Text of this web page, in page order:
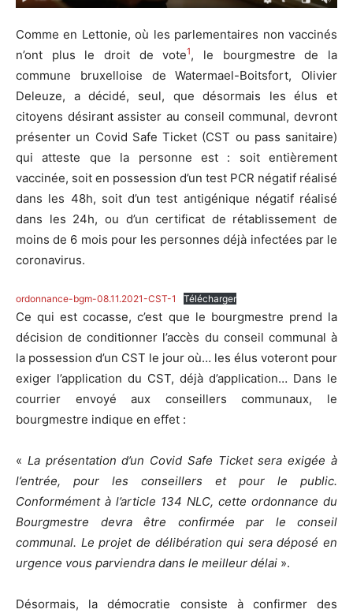
Comme en Lettonie, où les parlementaires non vaccinés
n’ont plus le droit de vote1, le bourgmestre de la
commune bruxelloise de Watermael-Boitsfort, Olivier
Deleuze, a décidé, seul, que désormais les élus et
citoyens désirant assister au conseil communal, devront
présenter un Covid Safe Ticket (CST ou pass sanitaire)
qui atteste que la personne est : soit entièrement
vaccinée, soit en possession d’un test PCR négatif réalisé
dans les 48h, soit d’un test antigénique négatif réalisé
dans les 24h, ou d’un certificat de rétablissement de
moins de 6 mois pour les personnes déjà infectées par le
coronavirus.
ordonnance-bgm-08.11.2021-CST-1 Télécharger
Ce qui est cocasse, c’est que le bourgmestre prend la
décision de conditionner l’accès du conseil communal à
la possession d’un CST le jour où… les élus voteront pour
exiger l’application du CST, déjà d’application… Dans le
courrier envoyé aux conseillers communaux, le
bourgmestre indique en effet :
« La présentation d’un Covid Safe Ticket sera exigée à
l’entrée, pour les conseillers et pour le public.
Conformément à l’article 134 NLC, cette ordonnance du
Bourgmestre devra être confirmée par le conseil
communal. Le projet de délibération qui sera déposé en
urgence vous parviendra dans le meilleur délai ».
Désormais, la démocratie consiste à confirmer des